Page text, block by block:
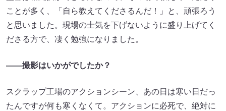
ことが多く、「自ら教えてくださるんだ！」と、頑張ろう
と思いました。現場の士気を下げないように盛り上げてく
ださる方で、凄く勉強になりました。
――撮影はいかがでしたか？
スクラップ工場のアクションシーン、あの日は寒い日だっ
たんですが何も寒くなくて。アクションに必死で、絶対に